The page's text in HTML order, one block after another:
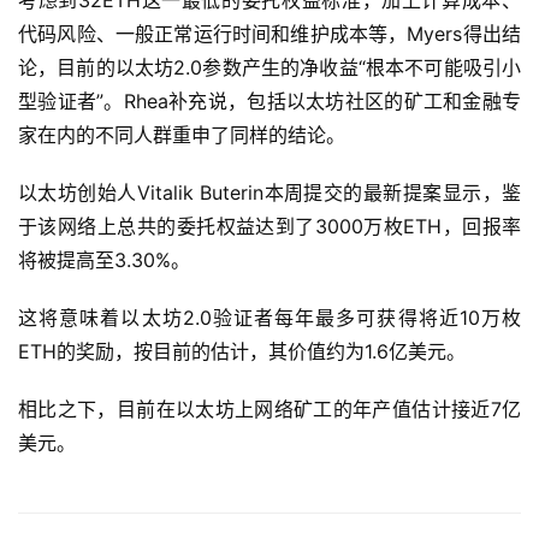
代码风险、一般正常运行时间和维护成本等，Myers得出结
论，目前的以太坊2.0参数产生的净收益“根本不可能吸引小
型验证者”。Rhea补充说，包括以太坊社区的矿工和金融专
家在内的不同人群重申了同样的结论。
以太坊创始人Vitalik Buterin本周提交的最新提案显示，鉴
于该网络上总共的委托权益达到了3000万枚ETH，回报率
将被提高至3.30%。
这将意味着以太坊2.0验证者每年最多可获得将近10万枚
ETH的奖励，按目前的估计，其价值约为1.6亿美元。
相比之下，目前在以太坊上网络矿工的年产值估计接近7亿
美元。